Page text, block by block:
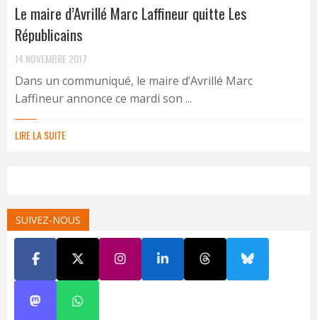
Le maire d’Avrillé Marc Laffineur quitte Les
Républicains
14 NOVEMBRE 2017
Dans un communiqué, le maire d’Avrillé Marc
Laffineur annonce ce mardi son ...
LIRE LA SUITE
SUIVEZ-NOUS